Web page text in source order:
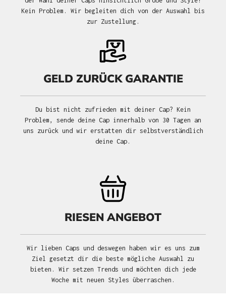
Kein Problem. Wir begleiten dich von der Auswahl bis
zur Zustellung.
GELD ZURÜCK GARANTIE
Du bist nicht zufrieden mit deiner Cap? Kein
Problem, sende deine Cap innerhalb von 30 Tagen an
uns zurück und wir erstatten dir selbstverständlich
deine Cap.
RIESEN ANGEBOT
Wir lieben Caps und deswegen haben wir es uns zum
Ziel gesetzt dir die beste mögliche Auswahl zu
bieten. Wir setzen Trends und möchten dich jede
Woche mit neuen Styles überraschen.